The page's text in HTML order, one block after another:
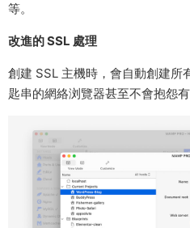
等。
改進的 SSL 處理
創建 SSL 主機時，會自動創建所
匙串的網絡浏覽器甚至不會抱怨有